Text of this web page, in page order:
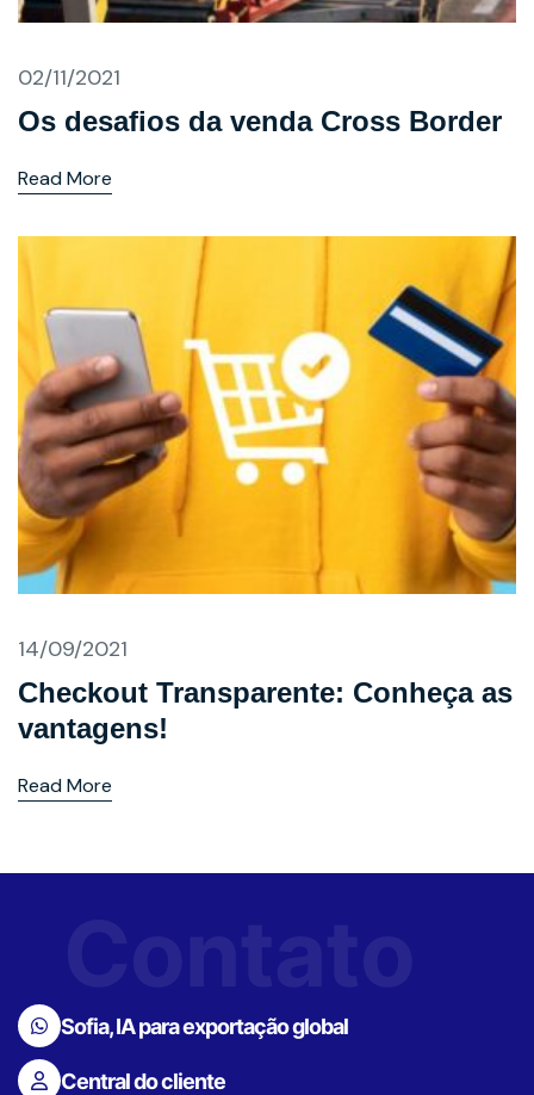
02/11/2021
Os desafios da venda Cross Border
Read More
14/09/2021
Checkout Transparente: Conheça as
vantagens!
Read More
Sofia, IA para exportação global
Central do cliente